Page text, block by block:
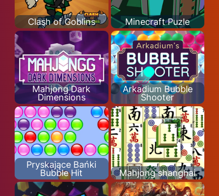
Clash of Goblins Minecraft Puzle
Mahjong Dark
Dimensions
Arkadium Bubble
Shooter
Pryskające Bańki
Bubble Hit
Mahjong shanghai